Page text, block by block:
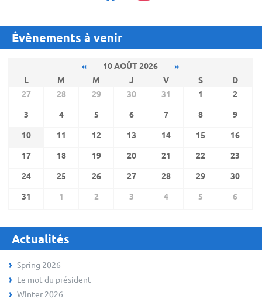
Évènements à venir
« 10 AOÛT 2026
»
L
M M J V S
D
27
28 29 30 31 1
2
3
4 5 6 7 8
9
10
11 12 13 14 15
16
17
18 19 20 21 22
23
24
25 26 27 28 29
30
31
1 2 3 4 5 6
Actualités
Spring 2026
Le mot du président
Winter 2026